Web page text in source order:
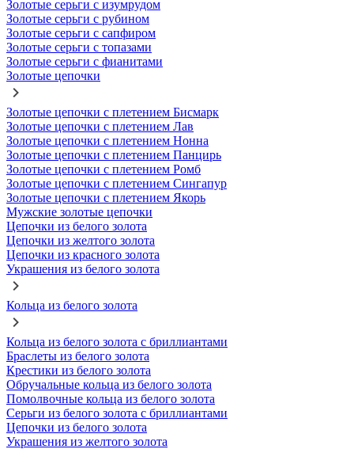
Золотые серьги с изумрудом
Золотые серьги с рубином
Золотые серьги с сапфиром
Золотые серьги с топазами
Золотые серьги с фианитами
Золотые цепочки
Золотые цепочки с плетением Бисмарк
Золотые цепочки с плетением Лав
Золотые цепочки с плетением Нонна
Золотые цепочки с плетением Панцирь
Золотые цепочки с плетением Ромб
Золотые цепочки с плетением Сингапур
Золотые цепочки с плетением Якорь
Мужские золотые цепочки
Цепочки из белого золота
Цепочки из желтого золота
Цепочки из красного золота
Украшения из белого золота
Кольца из белого золота
Кольца из белого золота с бриллиантами
Браслеты из белого золота
Крестики из белого золота
Обручальные кольца из белого золота
Помолвочные кольца из белого золота
Серьги из белого золота с бриллиантами
Цепочки из белого золота
Украшения из желтого золота